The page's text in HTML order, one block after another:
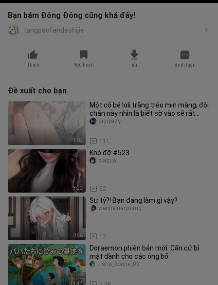
Bạn bám Đông Đông cũng khá đấy!
tangpaofandeshijie
Thích Yêu thích Tải Bình luận
Đề xuất cho bạn
1:02
Một cô bé loli trắng trẻo mịn màng, đôi
chân này nhìn là biết sờ vào sẽ rất
thích!
111
qiqiyazy
5:22
Khó đỡ #523
52
biagua
0:56
Sư tỷ?! Bạn đang làm gì vậy?
12
wenheluanxiang
14:47
Doraemon phiên bản mới: Căn cứ bí
mật dành cho các ông bố
tisha_boone_03